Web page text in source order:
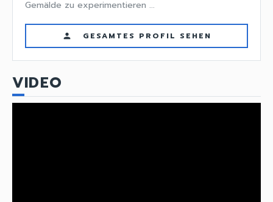
Gemälde zu experimentieren ...
person GESAMTES PROFIL SEHEN
VIDEO